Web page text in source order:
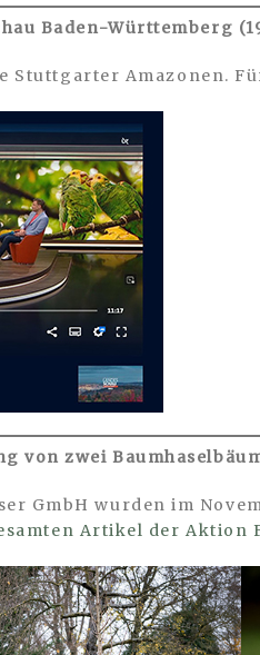
Baden-Württemberg
Stuttgarter Amazonen.
von zwei
GmbH wurden im
Artikel der Aktion